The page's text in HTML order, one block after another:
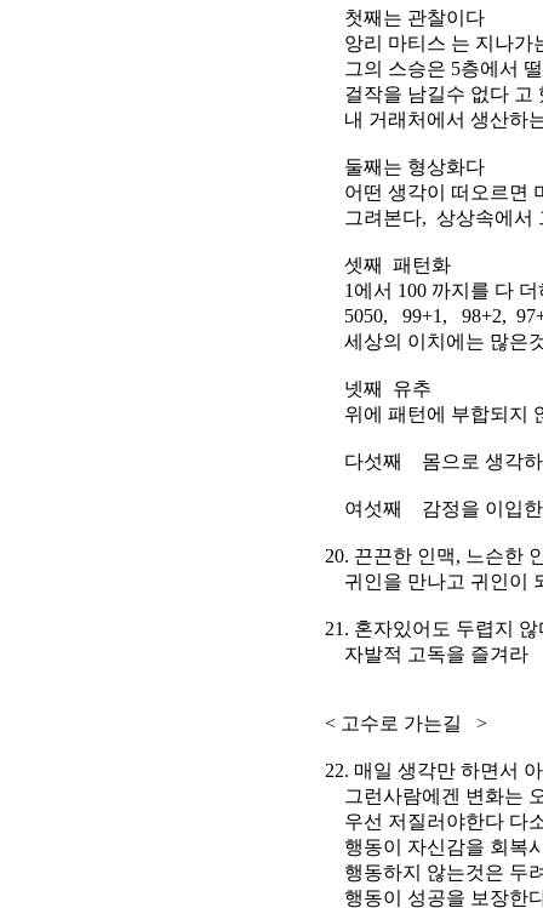
첫째는 관찰이다
앙리 마티스 는 지나가는
그의 스승은 5층에서 떨어
걸작을 남길수 없다 고
내 거래처에서 생산하는
둘째는 형상화다
어떤 생각이 떠오르면 머
그려본다, 상상속에서 그
셋째 패턴화
1에서 100 까지를 다 더
5050, 99+1, 98+2,
세상의 이치에는 많은것
넷째 유추
위에 패턴에 부합되지 않
다섯째 몸으로 생각하
여섯째 감정을 이입한
20. 끈끈한 인맥, 느슨한
귀인을 만나고 귀인이
21. 혼자있어도 두렵지 않
자발적 고독을 즐겨라
< 고수로 가는길 >
22. 매일 생각만 하면서 아
그런사람에겐 변화는 오
우선 저질러야한다 다소
행동이 자신감을 회복
행동하지 않는것은 두려
행동이 성공을 보장한